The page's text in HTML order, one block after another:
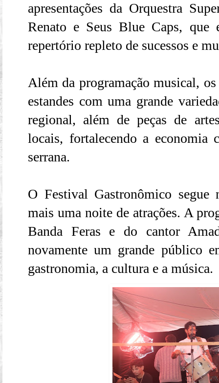
apresentações da Orquestra
Renato e Seus Blue Caps,
repertório repleto de sucessos e
Além da programação musical,
estandes com uma grande
regional, além de peças de
locais, fortalecendo a
serrana.
O Festival Gastronômico
mais uma noite de atrações. A
Banda Feras e do cantor
novamente um grande público
gastronomia, a cultura e a música.